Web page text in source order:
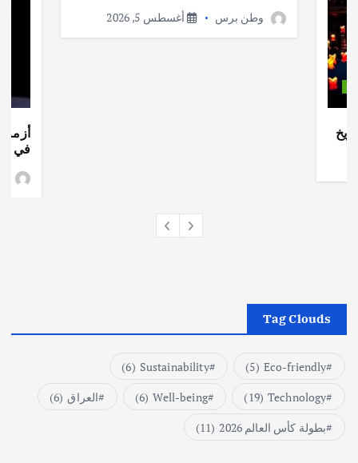
وطن برس أغسطس 5, 2026
أزمة
في
Tag Clouds
Eco-friendly
(5)
Sustainability
(6)
Technology
(19)
Well-being
(6) العراق (6)
بطولة كأس العالم 2026
(11)